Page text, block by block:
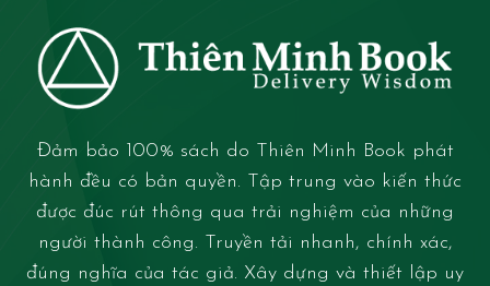
Đảm bảo 100% sách do Thiên Minh Book phát
hành đều có bản quyền. Tập trung vào kiến thức
được đúc rút thông qua trải nghiệm của những
người thành công. Truyền tải nhanh, chính xác,
đúng nghĩa của tác giả. Xây dựng và thiết lập uy